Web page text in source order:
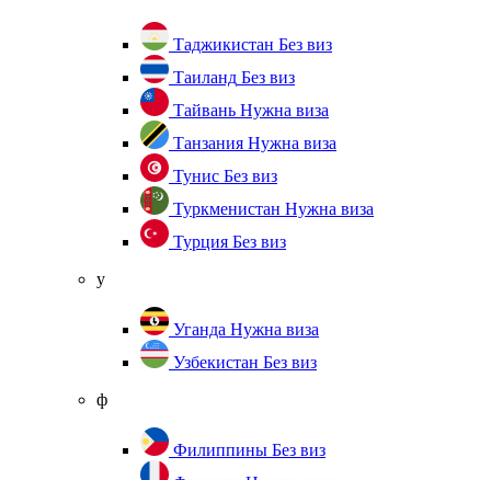
Таджикистан Без виз
Таиланд Без виз
Тайвань Нужна виза
Танзания Нужна виза
Тунис Без виз
Туркменистан Нужна виза
Турция Без виз
у
Уганда Нужна виза
Узбекистан Без виз
ф
Филиппины Без виз